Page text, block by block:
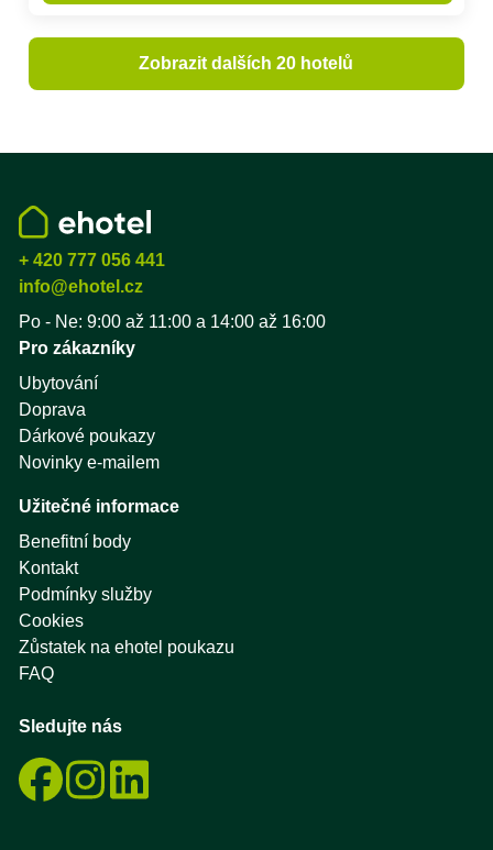
Zobrazit dalších 20 hotelů
+ 420 777 056 441
info@ehotel.cz
Po - Ne: 9:00 až 11:00 a 14:00 až 16:00
Pro zákazníky
Ubytování
Doprava
Dárkové poukazy
Novinky e-mailem
Užitečné informace
Benefitní body
Kontakt
Podmínky služby
Cookies
Zůstatek na ehotel poukazu
FAQ
Sledujte nás